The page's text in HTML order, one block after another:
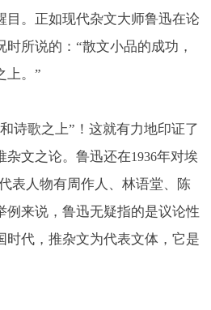
目。正如现代杂文大师鲁迅在论
所说的：“散文小品的成功，
上。”
诗歌之上”！这就有力地印证了
杂文之论。鲁迅还在1936年对埃
表人物有周作人、林语堂、陈
例来说，鲁迅无疑指的是议论性
代，推杂文为代表文体，它是